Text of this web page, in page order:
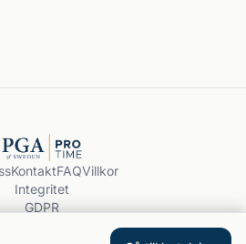
KontaktFAQVillkor
Integritet
GDPR